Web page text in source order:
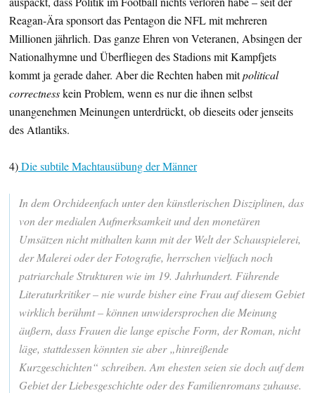
Reagan-Ära sponsort das Pentagon die NFL mit mehreren
Millionen jährlich. Das ganze Ehren von Veteranen, Absingen der
Nationalhymne und Überfliegen des Stadions mit Kampfjets
kommt ja gerade daher. Aber die Rechten haben mitpolitical
correctnesskein Problem, wenn es nur die ihnen selbst
unangenehmen Meinungen unterdrückt, ob dieseits oder jenseits
des Atlantiks.
4)Die subtile Machtausübung der Männer
In dem Orchideenfach unter den künstlerischen Disziplinen, das
von der medialen Aufmerksamkeit und den monetären
Umsätzen nicht mithalten kann mit der Welt der Schauspielerei,
der Malerei oder der Fotografie, herrschen vielfach noch
patriarchale Strukturen wie im 19. Jahrhundert. Führende
Literaturkritiker – nie wurde bisher eine Frau auf diesem Gebiet
wirklich berühmt – können unwidersprochen die Meinung
äußern, dass Frauen die lange epische Form, der Roman, nicht
läge, stattdessen könnten sie aber „hinreißende
Kurzgeschichten“ schreiben. Am ehesten seien sie doch auf dem
Gebiet der Liebesgeschichte oder des Familienromans zuhause.